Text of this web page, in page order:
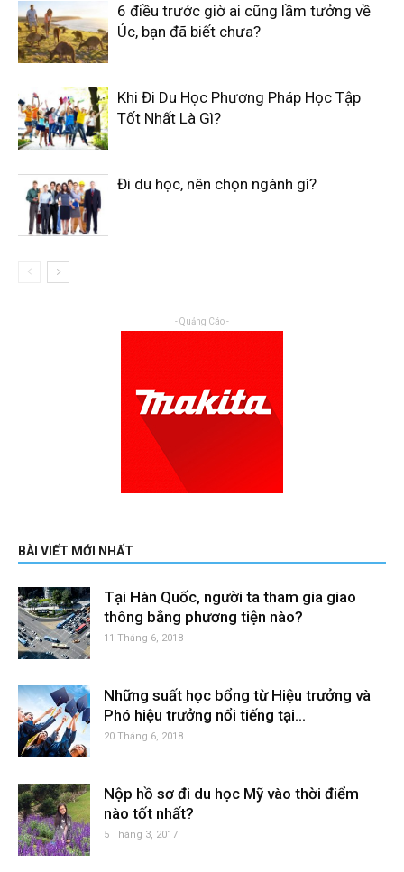
6 điều trước giờ ai cũng lầm tưởng về
Úc, bạn đã biết chưa?
Khi Đi Du Học Phương Pháp Học Tập
Tốt Nhất Là Gì?
Đi du học, nên chọn ngành gì?
- Quảng Cáo -
BÀI VIẾT MỚI NHẤT
Tại Hàn Quốc, người ta tham gia giao
thông bằng phương tiện nào?
11 Tháng 6, 2018
Những suất học bổng từ Hiệu trưởng và
Phó hiệu trưởng nổi tiếng tại...
20 Tháng 6, 2018
Nộp hồ sơ đi du học Mỹ vào thời điểm
nào tốt nhất?
5 Tháng 3, 2017